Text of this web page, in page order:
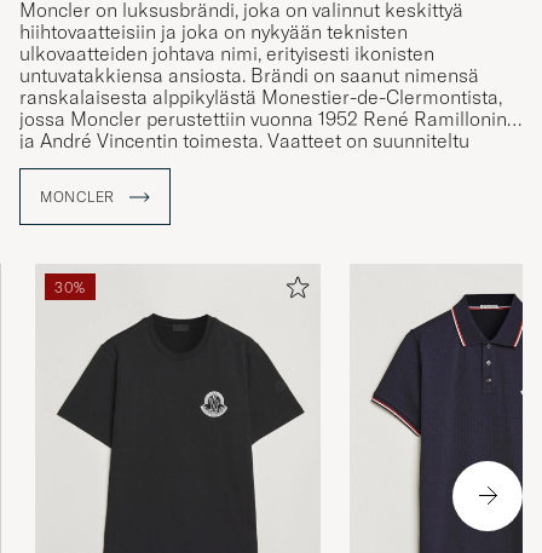
Moncler on luksusbrändi, joka on valinnut keskittyä
hiihtovaatteisiin ja joka on nykyään teknisten
ulkovaatteiden johtava nimi, erityisesti ikonisten
untuvatakkiensa ansiosta. Brändi on saanut nimensä
ranskalaisesta alppikylästä Monestier-de-Clermontista,
jossa Moncler perustettiin vuonna 1952 René Ramillonin
ja André Vincentin toimesta. Vaatteet on suunniteltu
vastaamaan elämää niin lumisten rinteiden äärellä kuin
harrastajia että kaupunkilaisia. Care of Carl on Monclerin
valtuutettu jälleenmyyjä ja tarjoaa tarkoin valikoidun
MONCLER
30%